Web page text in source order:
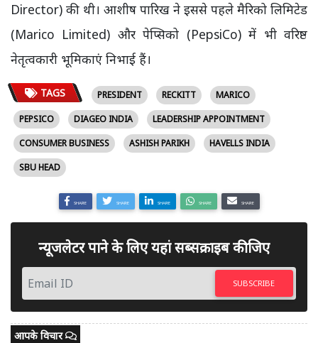
Director) की थी। आशीष पारिख ने इससे पहले मैरिको लिमिटेड
(Marico Limited) और पेप्सिको (PepsiCo) में भी वरिष्ठ
नेतृत्वकारी भूमिकाएं निभाई हैं।
TAGS PRESIDENT RECKITT
MARICO
PEPSICO
DIAGEO INDIA
LEADERSHIP APPOINTMENT
CONSUMER BUSINESS
ASHISH PARIKH
HAVELLS INDIA
SBU HEAD
SHARE SHARE SHARE SHARE SHARE
न्यूजलेटर पाने के लिए यहां सब्सक्राइब कीजिए
SUBSCRIBE
आपके विचार